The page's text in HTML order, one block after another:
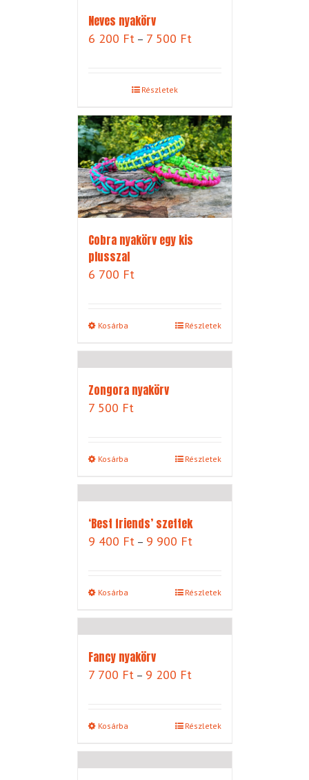
Neves nyakörv
6 200 Ft – 7 500 FtÁrtartomány:
500 Ft
Részletek
Cobra nyakörv egy kis
plusszal
6 700 Ft
Kosárba Részletek
Zongora nyakörv
7 500 Ft
Kosárba Részletek
‘Best friends’ szettek
9 400 Ft – 9 900 FtÁrtartomány:
-
Kosárba Részletek
Fancy nyakörv
7 700 Ft – 9 200 FtÁrtartomány:
-
Kosárba Részletek